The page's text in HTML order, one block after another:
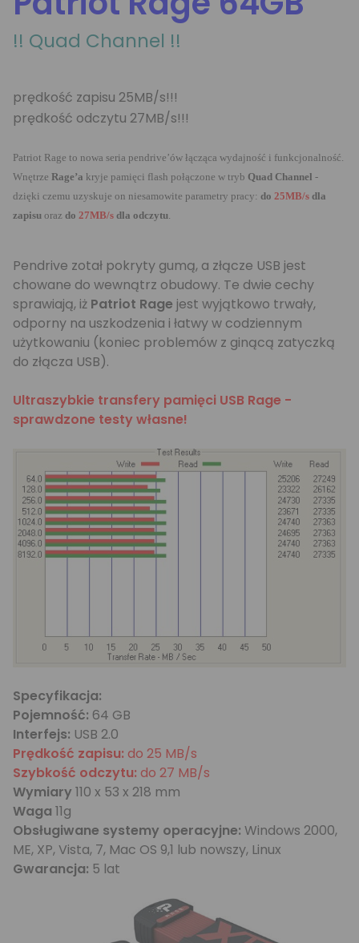
!! Quad Channel !!
prędkość zapisu 25MB/s!!!
prędkość odczytu 27MB/s!!!
Patriot Rage to nowa seria pendrive’ów łącząca wydajność i funkcjonalność.
Wnętrze Rage’a kryje pamięci flash połączone w tryb Quad Channel -
dzięki czemu uzyskuje on niesamowite parametry pracy: do 25MB/s dla
zapisu oraz do 27MB/s dla odczytu.
Pendrive zotał pokryty gumą, a złącze USB jest
chowane do wewnątrz obudowy. Te dwie cechy
sprawiają, iż Patriot Rage jest wyjątkowo trwały,
odporny na uszkodzenia i łatwy w codziennym
użytkowaniu (koniec problemów z ginącą zatyczką
do złącza USB).
Ultraszybkie transfery pamięci USB Rage -
sprawdzone testy własne!
Specyfikacja:
Pojemność: 64 GB
Interfejs: USB 2.0
Prędkość zapisu: do 25 MB/s
Szybkość odczytu: do 27 MB/s
Wymiary 110 x 53 x 218 mm
Waga 11g
Obsługiwane systemy operacyjne: Windows 2000,
ME, XP, Vista, 7, Mac OS 9,1 lub nowszy, Linux
Gwarancja: 5 lat